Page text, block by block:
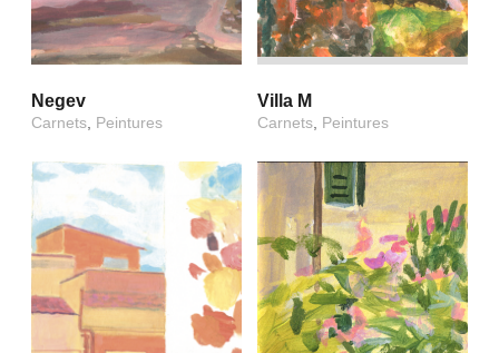
Negev
Carnets Peintures
Villa M
Carnets Peintures